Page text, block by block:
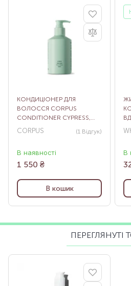
КОНДИЦІОНЕР ДЛЯ
ВОЛОССЯ CORPUS
CONDITIONER CYPRESS,
266 МЛ
CORPUS (1 Відгук)
В наявності
1 550 ₴
В кошик
В
ПЕРЕГЛЯНУТІ